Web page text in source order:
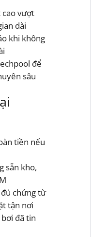
cao vượt
dài
khi không
để
sâu
tiền nếu
sẵn kho,
chứng từ
tận nơi
đã tin